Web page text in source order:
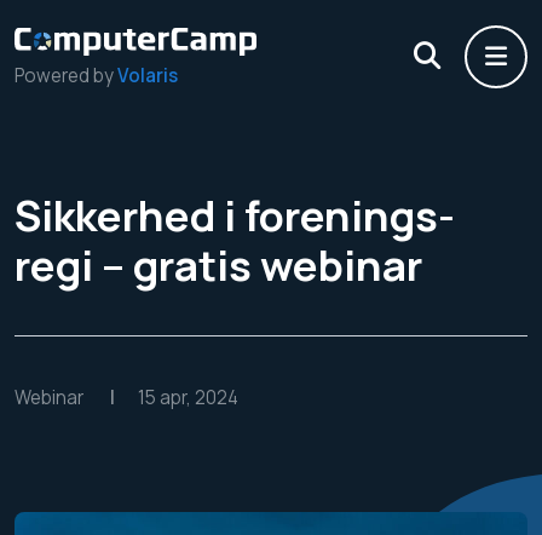
Powered byVolaris
Sikkerhed i forenings-
regi – gratis webinar
Webinar | 15 apr, 2024